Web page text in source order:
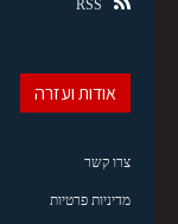
RSS
אודות ועזרה
צרו קשר
מדיניות פרטיות